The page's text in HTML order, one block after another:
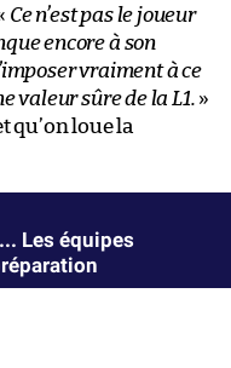
Ce n’est pas le joueur
encore à son
vraiment à ce
valeur sûre de la L1. »
qu’on loue la
Les équipes